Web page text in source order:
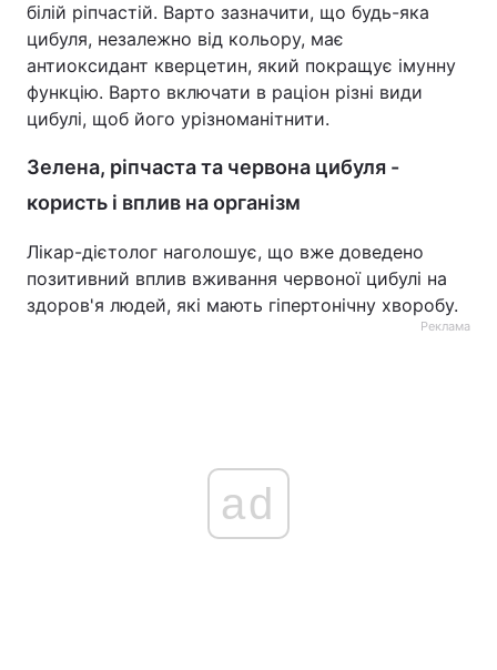
білій ріпчастій. Варто зазначити, що будь-яка
цибуля, незалежно від кольору, має
антиоксидант кверцетин, який покращує імунну
функцію. Варто включати в раціон різні види
цибулі, щоб його урізноманітнити.
Зелена, ріпчаста та червона цибуля -
користь і вплив на організм
Лікар-дієтолог наголошує, що вже доведено
позитивний вплив вживання червоної цибулі на
здоров'я людей, які мають гіпертонічну хворобу.
Реклама
ad